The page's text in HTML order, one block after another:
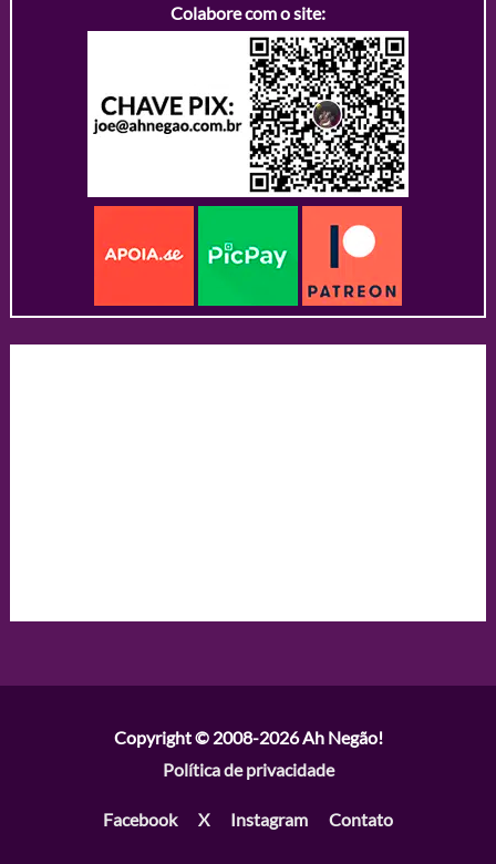
Colabore com o site:
Copyright © 2008-2026Ah Negão!
Política de privacidade
Facebook X Instagram Contato